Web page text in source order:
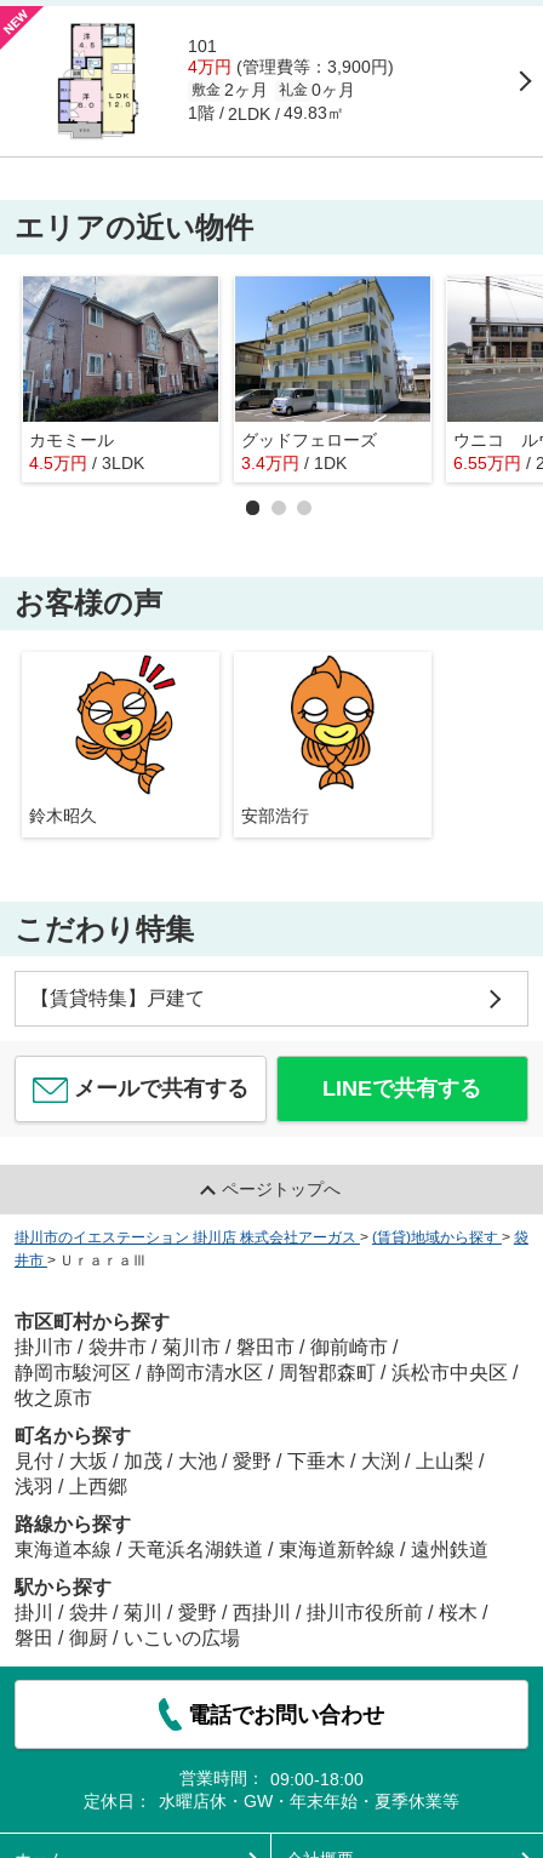
101
4万円 (管理費等：3,900円)
敷金 2ヶ月 礼金 0ヶ月
1階 2LDK 49.83㎡
エリアの近い物件
カモミール
4.5万円 / 3LDK
グッドフェローズ
3.4万円 / 1DK
ウニコ ル
6.55万円 /
お客様の声
鈴木昭久 安部浩行
こだわり特集
【賃貸特集】戸建て
メールで共有する LINEで共有する
ページトップへ
掛川市のイエステーション 掛川店 株式会社アーガス > (賃貸)地域から探す > 袋
井市 > ＵｒａｒａⅢ
市区町村から探す
掛川市 / 袋井市 / 菊川市 / 磐田市 / 御前崎市 /
静岡市駿河区 / 静岡市清水区 / 周智郡森町 / 浜松市中央区 /
牧之原市
町名から探す
見付 / 大坂 / 加茂 / 大池 / 愛野 / 下垂木 / 大渕 / 上山梨 /
浅羽 / 上西郷
路線から探す
東海道本線 / 天竜浜名湖鉄道 / 東海道新幹線 / 遠州鉄道
駅から探す
掛川 / 袋井 / 菊川 / 愛野 / 西掛川 / 掛川市役所前 / 桜木 /
磐田 / 御厨 / いこいの広場
電話でお問い合わせ
営業時間：
09:00-18:00
定休日：
水曜店休・GW・年末年始・夏季休業等